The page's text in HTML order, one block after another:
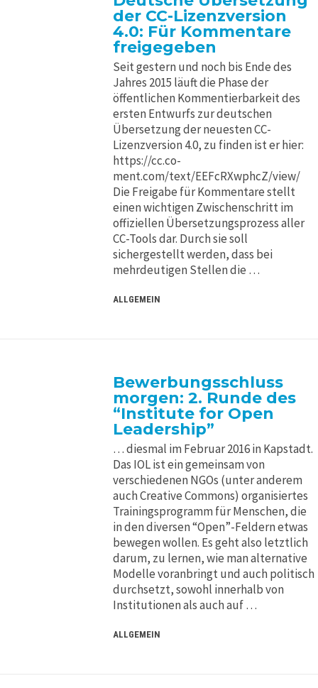
der CC-Lizenzversion
4.0: Für Kommentare
freigegeben
Seit gestern und noch bis Ende des
Jahres 2015 läuft die Phase der
öffentlichen Kommentierbarkeit des
ersten Entwurfs zur deutschen
Übersetzung der neuesten CC-
Lizenzversion 4.0, zu finden ist er hier:
https://cc.co-
ment.com/text/EEFcRXwphcZ/view/
Die Freigabe für Kommentare stellt
einen wichtigen Zwischenschritt im
offiziellen Übersetzungsprozess aller
CC-Tools dar. Durch sie soll
sichergestellt werden, dass bei
mehrdeutigen Stellen die …
ALLGEMEIN
Bewerbungsschluss
morgen: 2. Runde des
“Institute for Open
Leadership”
… diesmal im Februar 2016 in Kapstadt.
Das IOL ist ein gemeinsam von
verschiedenen NGOs (unter anderem
auch Creative Commons) organisiertes
Trainingsprogramm für Menschen, die
in den diversen “Open”-Feldern etwas
bewegen wollen. Es geht also letztlich
darum, zu lernen, wie man alternative
Modelle voranbringt und auch politisch
durchsetzt, sowohl innerhalb von
Institutionen als auch auf …
ALLGEMEIN